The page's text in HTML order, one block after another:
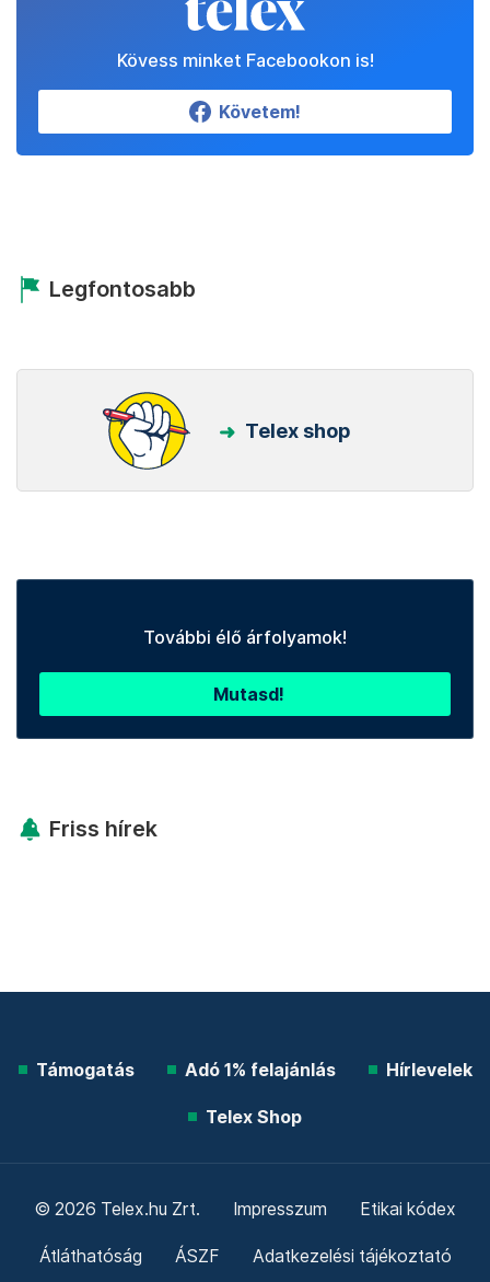
Kövess minket Facebookon is!
Követem!
Legfontosabb
Telex shop
További élő árfolyamok!
Mutasd!
Friss hírek
Támogatás Adó 1% felajánlás Hírlevelek
Telex Shop
© 2026 Telex.hu Zrt. Impresszum Etikai kódex
Átláthatóság ÁSZF Adatkezelési tájékoztató